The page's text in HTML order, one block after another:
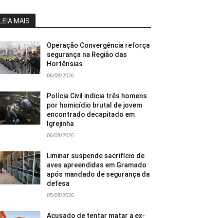
MAIS
Operação Convergência reforça
segurança na Região das
Hortênsias
06/08/2026
Polícia Civil indicia três homens
por homicídio brutal de jovem
encontrado decapitado em
Igrejinha
06/08/2026
Liminar suspende sacrifício de
aves apreendidas em Gramado
após mandado de segurança da
defesa
05/08/2026
Acusado de tentar matar a ex-